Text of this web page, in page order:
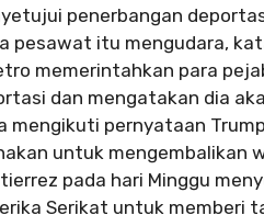
penerbangan
itu mengudara,
memerintahkan para
dan mengatakan dia
mengikuti pernyataan
untuk mengembalikan
pada hari Minggu
Serikat untuk memberi